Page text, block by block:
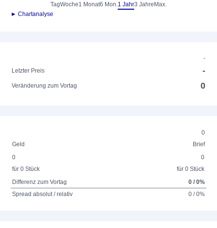
TagWoche1 Monat6 Mon.1 Jahr3 Jahre Max.
► Chartanalyse
-
Letzter Preis
-
Veränderung zum Vortag 0
0
Geld
Brief
0
für 0 Stück
0
für 0 Stück
Differenz zum Vortag
0 / 0%
Spread absolut / relativ
0 / 0%